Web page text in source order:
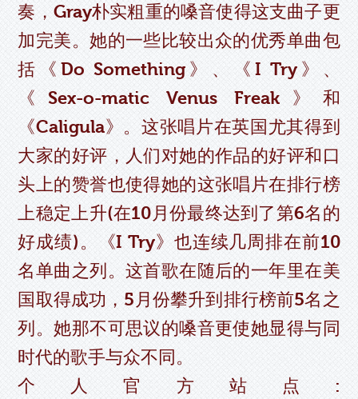
奏，Gray朴实粗重的嗓音使得这支曲子更
加完美。她的一些比较出众的优秀单曲包
括《Do Something》、《I Try》、
《Sex-o-matic Venus Freak》和
《Caligula》。这张唱片在英国尤其得到
大家的好评，人们对她的作品的好评和口
头上的赞誉也使得她的这张唱片在排行榜
上稳定上升(在10月份最终达到了第6名的
好成绩)。《I Try》也连续几周排在前10
名单曲之列。这首歌在随后的一年里在美
国取得成功，5月份攀升到排行榜前5名之
列。她那不可思议的嗓音更使她显得与同
时代的歌手与众不同。
个人官方站点: